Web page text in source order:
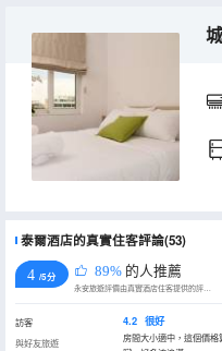
泰爾酒店的真實住客評論(53)
4 /5分 89% 的人推薦
永安旅遊評價由真實酒店住客提供的評價。
訪客
與好友旅遊
4.2 很好
房間大小適中，這個價